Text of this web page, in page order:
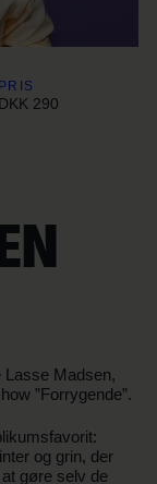
PRIS
DKK 290
Lasse Madsen,
”Forrygende”.
og grin, der
gøre selv de